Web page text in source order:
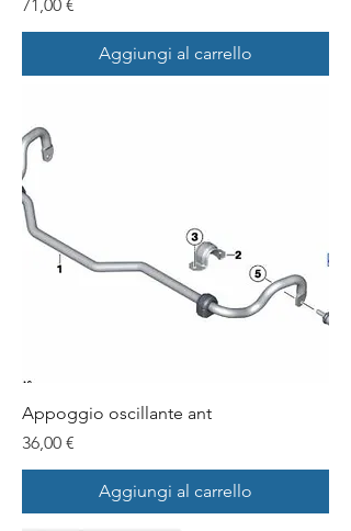
71,00 €
Aggiungi al carrello
Appoggio oscillante ant
Prezzo
36,00 €
Aggiungi al carrello